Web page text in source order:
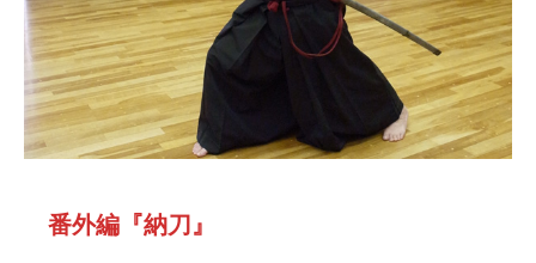
番外編『納刀』